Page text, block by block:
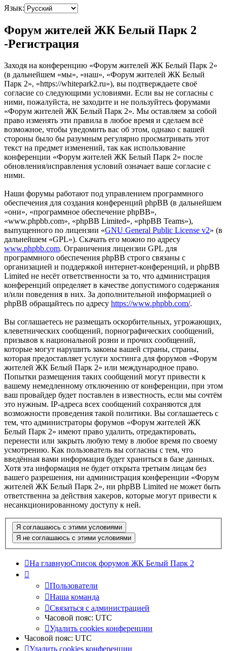
Язык:
Форум жителей ЖК Белый Парк 2
-Регистрация
Заходя на конференцию «Форум жителей ЖК Белый Парк 2»
(в дальнейшем «мы», «наш», «Форум жителей ЖК Белый
Парк 2», «https://whitepark2.ru»), вы подтверждаете своё
согласие со следующими условиями. Если вы не согласны с
ними, пожалуйста, не заходите и не пользуйтесь форумами
«Форум жителей ЖК Белый Парк 2». Мы оставляем за собой
право изменять эти правила в любое время и сделаем всё
возможное, чтобы уведомить вас об этом, однако с вашей
стороны было бы разумным регулярно просматривать этот
текст на предмет изменений, так как использование
конференции «Форум жителей ЖК Белый Парк 2» после
обновления/исправления условий означает ваше согласие с
ними.
Наши форумы работают под управлением программного
обеспечения для создания конференций phpBB (в дальнейшем
«они», «программное обеспечение phpBB»,
«www.phpbb.com», «phpBB Limited», «phpBB Teams»),
выпущенного по лицензии «GNU General Public License v2» (в
дальнейшем «GPL»). Скачать его можно по адресу
www.phpbb.com. Ограничения лицензии GPL для
программного обеспечения phpBB строго связаны с
организацией и поддержкой интернет-конференций, и phpBB
Limited не несёт ответственности за то, что администрация
конференций определяет в качестве допустимого содержания
и/или поведения в них. За дополнительной информацией о
phpBB обращайтесь по адресу https://www.phpbb.com/.
Вы соглашаетесь не размещать оскорбительных, угрожающих,
клеветнических сообщений, порнографических сообщений,
призывов к национальной розни и прочих сообщений,
которые могут нарушить законы вашей страны, страны,
которая предоставляет услуги хостинга для форумов «Форум
жителей ЖК Белый Парк 2» или международное право.
Попытки размещения таких сообщений могут привести к
вашему немедленному отключению от конференции, при этом
ваш провайдер будет поставлен в известность, если мы сочтём
это нужным. IP-адреса всех сообщений сохраняются для
возможности проведения такой политики. Вы соглашаетесь с
тем, что администраторы форумов «Форум жителей ЖК
Белый Парк 2» имеют право удалить, отредактировать,
перенести или закрыть любую тему в любое время по своему
усмотрению. Как пользователь вы согласны с тем, что
введённая вами информация будет храниться в базе данных.
Хотя эта информация не будет открыта третьим лицам без
вашего разрешения, ни администрация конференции «Форум
жителей ЖК Белый Парк 2», ни phpBB Limited не может быть
ответственна за действия хакеров, которые могут привести к
несанкционированному доступу к ней.
На главнуюСписок форумов ЖК Белый Парк 2
Пользователи
Наша команда
Связаться с администрацией
Часовой пояс: UTC
Удалить cookies конференции
Часовой пояс: UTC
Удалить cookies конференции